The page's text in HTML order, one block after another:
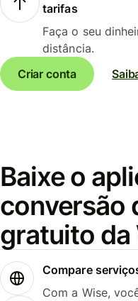
tarifas
Faça o seu
distância.
Criar conta
Baixe o
conversão
gratuito da
Compare
Com a Wise,